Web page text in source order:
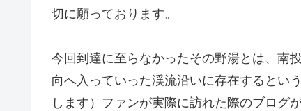
切に願っております。
今回到達に至らなかったその野湯とは、南
向へ入っていった渓流沿いに存在するとい
します）ファンが実際に訪れた際のブログ